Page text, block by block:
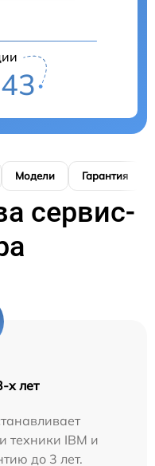
Модели Гарантия
сервис-
х лет
техники IBM и
до 3 лет.